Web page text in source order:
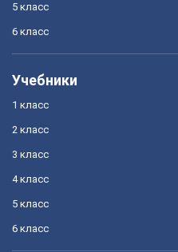
5 класс
6 класс
Учебники
1 класс
2 класс
3 класс
4 класс
5 класс
6 класс